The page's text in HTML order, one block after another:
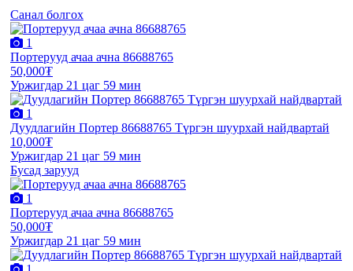
Санал болгох
1
Портерууд ачаа ачна 86688765
50,000₮
Уржигдар 21 цаг 59 мин
1
Дуудлагийн Портер 86688765 Түргэн шуурхай найдвартай
10,000₮
Уржигдар 21 цаг 59 мин
Бусад зарууд
1
Портерууд ачаа ачна 86688765
50,000₮
Уржигдар 21 цаг 59 мин